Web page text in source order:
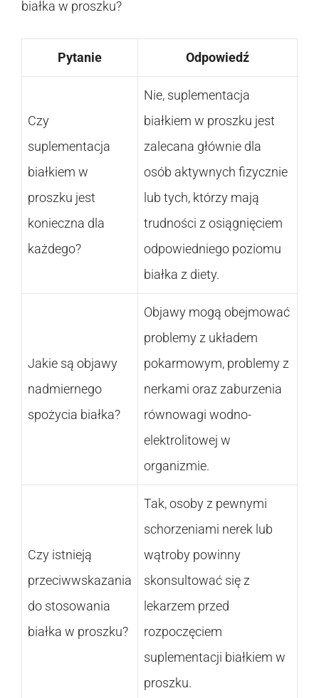
białka w proszku?
Pytanie Odpowiedź
Czy
suplementacja
białkiem w
proszku jest
konieczna dla
każdego?
Nie, suplementacja
białkiem w proszku jest
zalecana głównie dla
osób aktywnych fizycznie
lub tych, którzy mają
trudności z osiągnięciem
odpowiedniego poziomu
białka z diety.
Jakie są objawy
nadmiernego
spożycia białka?
Objawy mogą obejmować
problemy z układem
pokarmowym, problemy z
nerkami oraz zaburzenia
równowagi wodno-
elektrolitowej w
organizmie.
Czy istnieją
przeciwwskazania
do stosowania
białka w proszku?
Tak, osoby z pewnymi
schorzeniami nerek lub
wątroby powinny
skonsultować się z
lekarzem przed
rozpoczęciem
suplementacji białkiem w
proszku.